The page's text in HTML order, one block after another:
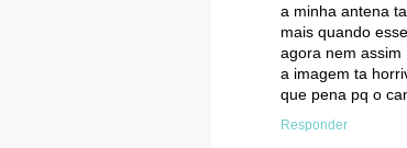
a minha antena
mais quando
agora nem assim
a imagem ta
que pena pq o
Responder